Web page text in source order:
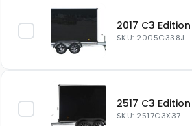
2017 C3 Edition
SKU: 2005C338J
2517 C3 Edition
SKU: 2517C3X37